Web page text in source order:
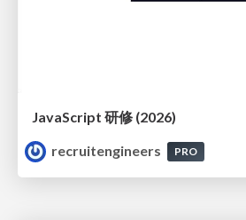
JavaScript 研修 (2026)
recruitengineers
PRO